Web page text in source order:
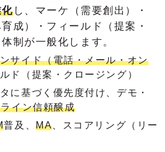
し、マーケ（需要創出）・
成）・フィールド（提案・
制が一般化します。
サイド（電話・メール・オン
ド（提案・クロージング）
に基づく優先度付け、デモ・
イン信頼醸成
普及、MA、スコアリング（リー